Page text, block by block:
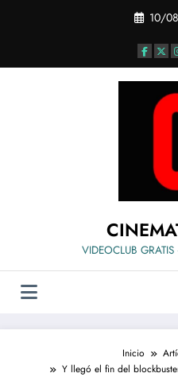
10/
VIDEOCLUB
Inicio
Y llegó el fin del